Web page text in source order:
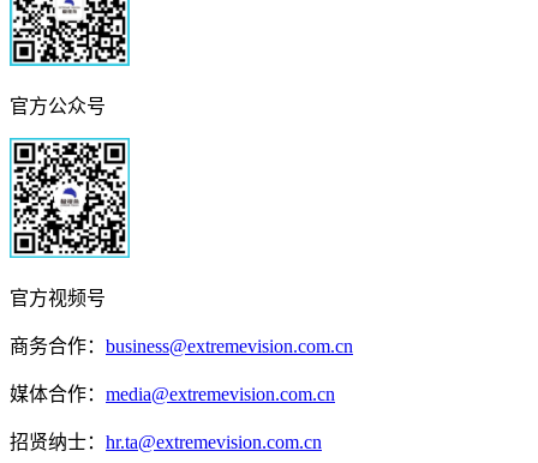
官方公众号
官方视频号
商务合作： business@extremevision.com.cn
媒体合作： media@extremevision.com.cn
招贤纳士： hr.ta@extremevision.com.cn